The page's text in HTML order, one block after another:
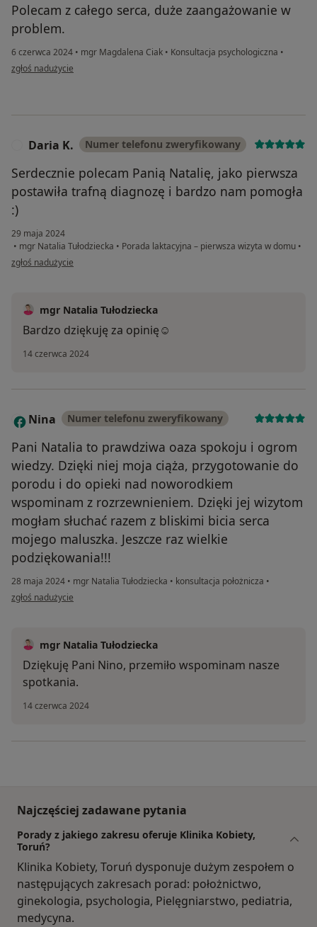
Polecam z całego serca, duże zaangażowanie w
problem.
6 czerwca 2024 • mgr Magdalena Ciak • Konsultacja psychologiczna •
w opinii użytkownika B.G
zgłoś nadużycie
Daria K. Numer telefonu zweryfikowany
Serdecznie polecam Panią Natalię, jako pierwsza
postawiła trafną diagnozę i bardzo nam pomogła
:)
29 maja 2024
• mgr Natalia Tułodziecka • Porada laktacyjna – pierwsza wizyta w domu •
w opinii użytkownika Daria K.
zgłoś nadużycie
mgr Natalia Tułodziecka
Bardzo dziękuję za opinię☺️
14 czerwca 2024
N Nina Numer telefonu zweryfikowany
Pani Natalia to prawdziwa oaza spokoju i ogrom
wiedzy. Dzięki niej moja ciąża, przygotowanie do
porodu i do opieki nad noworodkiem
wspominam z rozrzewnieniem. Dzięki jej wizytom
mogłam słuchać razem z bliskimi bicia serca
mojego maluszka. Jeszcze raz wielkie
podziękowania!!!
28 maja 2024 • mgr Natalia Tułodziecka • konsultacja położnicza •
w opinii użytkownika Nina
zgłoś nadużycie
mgr Natalia Tułodziecka
Dziękuję Pani Nino, przemiło wspominam nasze
spotkania.
14 czerwca 2024
Najczęściej zadawane pytania
Porady z jakiego zakresu oferuje Klinika Kobiety,
Toruń?
Klinika Kobiety, Toruń dysponuje dużym zespołem o
następujących zakresach porad: położnictwo,
ginekologia, psychologia, Pielęgniarstwo, pediatria,
medycyna.